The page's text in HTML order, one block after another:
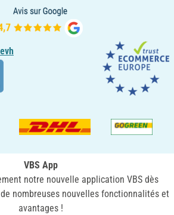
VBS App
notre nouvelle application VBS dès
nombreuses nouvelles fonctionnalités et
avantages !